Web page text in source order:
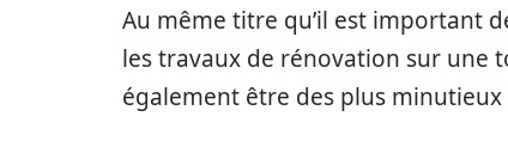
Au même titre qu’il est important
les travaux de rénovation sur une
également être des plus minutieux